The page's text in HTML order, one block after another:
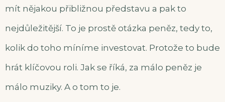
mít nějakou přibližnou představu a pak to
nejdůležitější. To je prostě otázka peněz, tedy to,
kolik do toho míníme investovat. Protože to bude
hrát klíčovou roli. Jak se říká, za málo peněz je
málo muziky. A o tom to je.